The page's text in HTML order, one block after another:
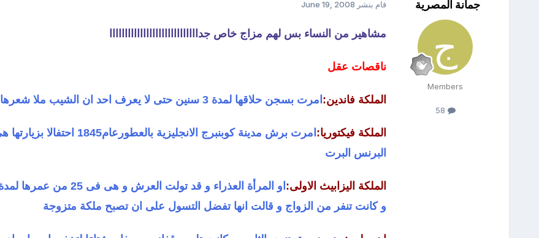
جمانة المصرية
Members
قام بنشر June 19, 2008
مشاهير من النساء بس لهم مزاج خاص جدااااااااااااااااااااااااااااا
ناقصات عقل
الملكة فاندين: امرت بسجن حلاقها لمدة 3 سنين حتى لا يعرف احد ان الشيب ملا شعرها
الملكة فيكتوريا:
امرت برش مدينة كوبنبرج الانجليزية بالعطورعام1845
البرنس البرت
الملكة اليزابيث الاولى:
و كانت تنفر من الزواج و قالت انها تفضل التسول على ان تصبح ملكة متزوجة